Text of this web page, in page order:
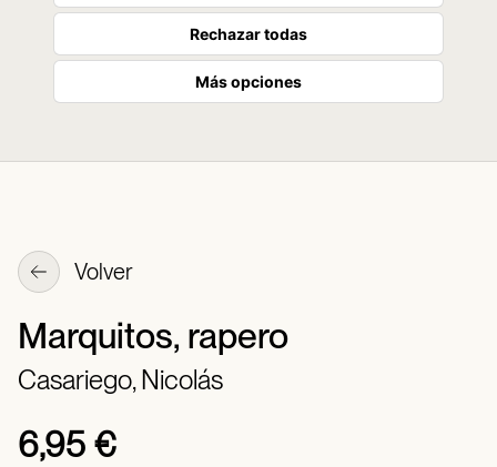
Rechazar todas
Más opciones
Volver
Marquitos, rapero
Casariego, Nicolás
6,95 €